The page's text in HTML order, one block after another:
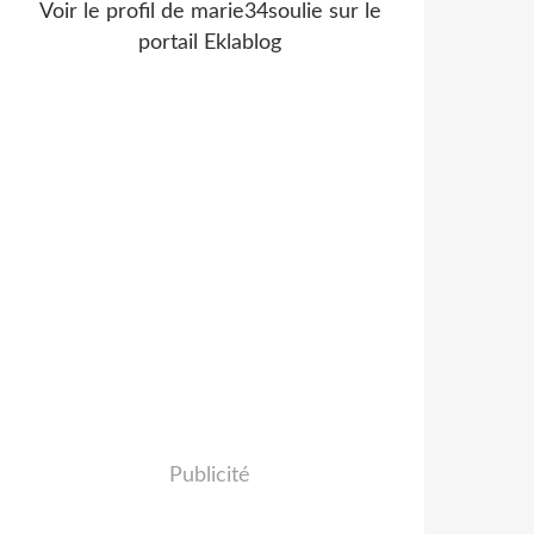
Voir le profil de marie34soulie sur le
portail Eklablog
Publicité